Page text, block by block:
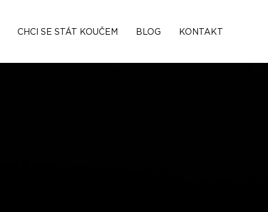
CHCI SE STÁT KOUČEM BLOG KONTAKT